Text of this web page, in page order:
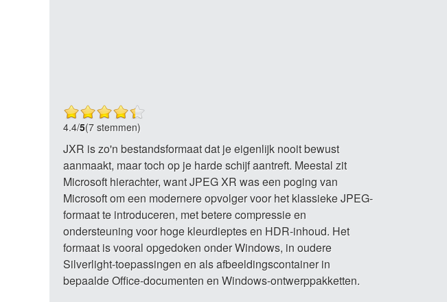
4.4/5(7 stemmen)
JXR is zo'n bestandsformaat dat je eigenlijk nooit bewust
aanmaakt, maar toch op je harde schijf aantreft. Meestal zit
Microsoft hierachter, want JPEG XR was een poging van
Microsoft om een modernere opvolger voor het klassieke JPEG-
formaat te introduceren, met betere compressie en
ondersteuning voor hoge kleurdieptes en HDR-inhoud. Het
formaat is vooral opgedoken onder Windows, in oudere
Silverlight-toepassingen en als afbeeldingscontainer in
bepaalde Office-documenten en Windows-ontwerppakketten.